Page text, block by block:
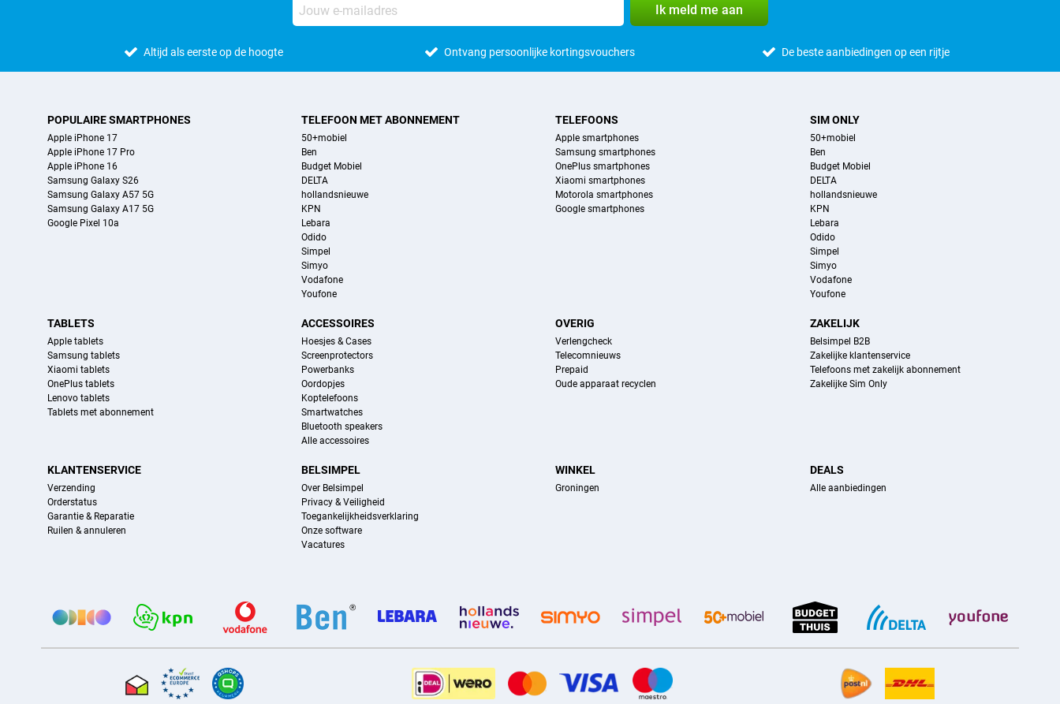
Ik meld me aan
Altijd als eerste op de hoogte Ontvang persoonlijke kortingsvouchers De beste aanbiedingen op een rijtje
POPULAIRE SMARTPHONES
Apple iPhone 17
Apple iPhone 17 Pro
Apple iPhone 16
Samsung Galaxy S26
Samsung Galaxy A57 5G
Samsung Galaxy A17 5G
Google Pixel 10a
TELEFOON MET ABONNEMENT
50+mobiel
Ben
Budget Mobiel
DELTA
hollandsnieuwe
KPN
Lebara
Odido
Simpel
Simyo
Vodafone
Youfone
TELEFOONS
Apple smartphones
Samsung smartphones
OnePlus smartphones
Xiaomi smartphones
Motorola smartphones
Google smartphones
SIM ONLY
50+mobiel
Ben
Budget Mobiel
DELTA
hollandsnieuwe
KPN
Lebara
Odido
Simpel
Simyo
Vodafone
Youfone
TABLETS
Apple tablets
Samsung tablets
Xiaomi tablets
OnePlus tablets
Lenovo tablets
Tablets met abonnement
ACCESSOIRES
Hoesjes & Cases
Screenprotectors
Powerbanks
Oordopjes
Koptelefoons
Smartwatches
Bluetooth speakers
Alle accessoires
OVERIG
Verlengcheck
Telecomnieuws
Prepaid
Oude apparaat recyclen
ZAKELIJK
Belsimpel B2B
Zakelijke klantenservice
Telefoons met zakelijk abonnement
Zakelijke Sim Only
KLANTENSERVICE
Verzending
Orderstatus
Garantie & Reparatie
Ruilen & annuleren
BELSIMPEL
Over Belsimpel
Privacy & Veiligheid
Toegankelijkheidsverklaring
Onze software
Vacatures
WINKEL
Groningen
DEALS
Alle aanbiedingen